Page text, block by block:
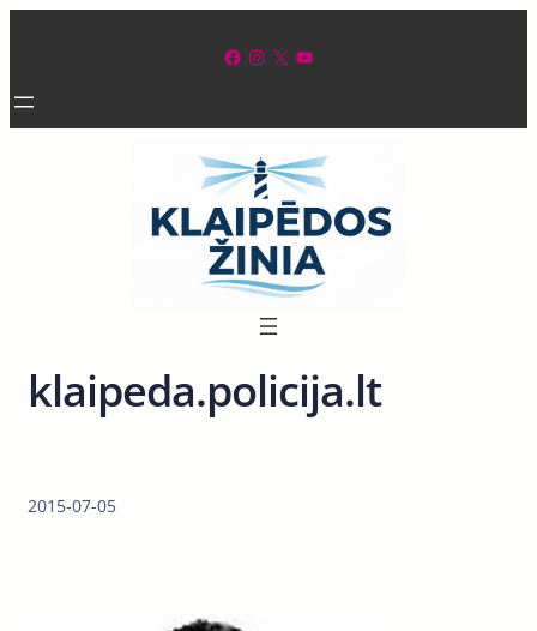
Facebook Instagram X YouTube
klaipeda.policija.lt
2015-07-05